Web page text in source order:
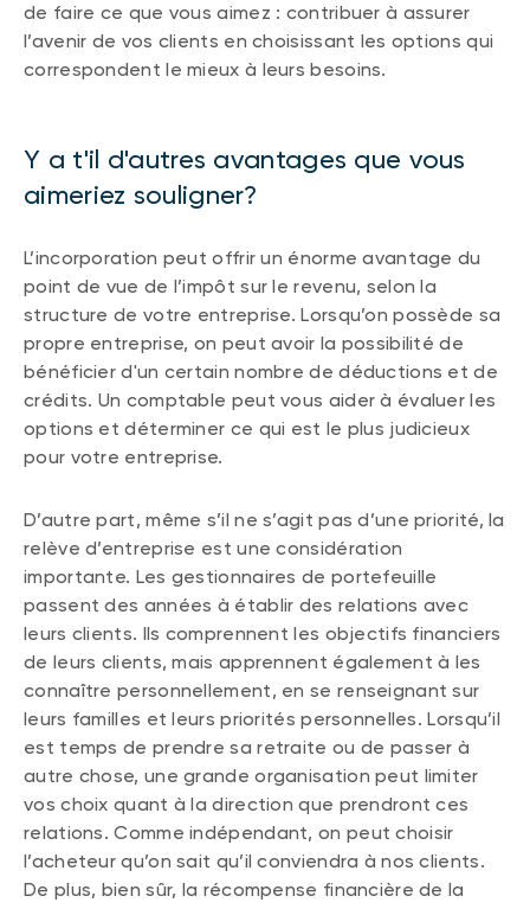
de faire ce que vous aimez : contribuer à assurer
l’avenir de vos clients en choisissant les options qui
correspondent le mieux à leurs besoins.
Y a t'il d'autres avantages que vous
aimeriez souligner?
L’incorporation peut offrir un énorme avantage du
point de vue de l’impôt sur le revenu, selon la
structure de votre entreprise. Lorsqu’on possède sa
propre entreprise, on peut avoir la possibilité de
bénéficier d'un certain nombre de déductions et de
crédits. Un comptable peut vous aider à évaluer les
options et déterminer ce qui est le plus judicieux
pour votre entreprise.
D’autre part, même s’il ne s’agit pas d’une priorité, la
relève d’entreprise est une considération
importante. Les gestionnaires de portefeuille
passent des années à établir des relations avec
leurs clients. Ils comprennent les objectifs financiers
de leurs clients, mais apprennent également à les
connaître personnellement, en se renseignant sur
leurs familles et leurs priorités personnelles. Lorsqu’il
est temps de prendre sa retraite ou de passer à
autre chose, une grande organisation peut limiter
vos choix quant à la direction que prendront ces
relations. Comme indépendant, on peut choisir
l’acheteur qu’on sait qu’il conviendra à nos clients.
De plus, bien sûr, la récompense financière de la